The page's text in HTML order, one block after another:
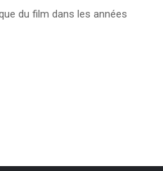
du film dans les années